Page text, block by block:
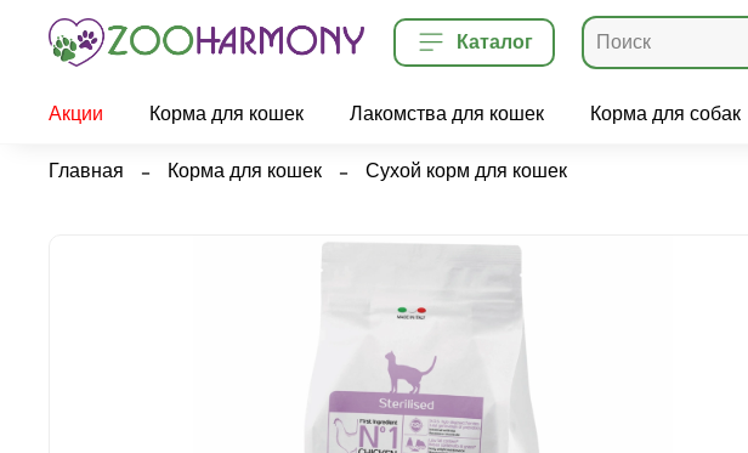
Каталог
Акции Корма для кошек Лакомства для кошек Корма для собак
Главная Корма для кошек Сухой корм для кошек